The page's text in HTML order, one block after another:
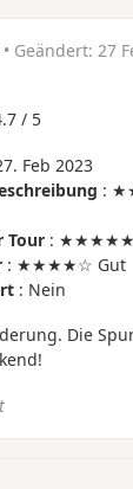
• Geändert: 27
/ 5
Feb 2023
:
Tour : ★★★★★
: ★★★★☆ Gut
: Nein
Die